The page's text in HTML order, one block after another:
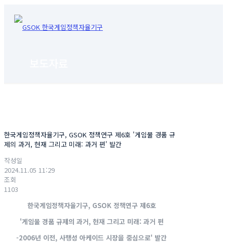
한국게임정책자율기구, GSOK 정책연구 제6호 '게임물 경품 규
제의 과거, 현재 그리고 미래: 과거 편' 발간
작성일
2024.11.05 11:29
조회
1103
한국게임정책자율기구, GSOK 정책연구 제6호
'게임물 경품 규제의 과거, 현재 그리고 미래: 과거 편
-2006년 이전, 사행성 아케이드 시장을 중심으로' 발간